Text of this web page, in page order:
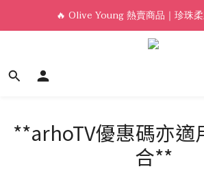
新會員首單免運🛒
🔥 Olive Young 熱賣商品｜珍珠
Welcome! 加入會員，享專屬
**arhoTV優惠碼亦適
合**